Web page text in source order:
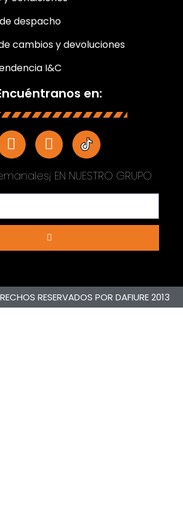
despacho
cambios y devoluciones
I&C
en:
EN NUESTRO GRUPO
RESERVADOS POR DAFIURE 2013